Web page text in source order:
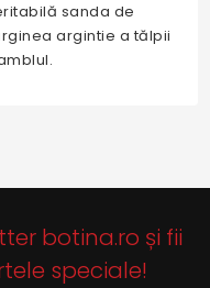
sanda de
argintie a tălpii
botina.ro și fii
speciale!